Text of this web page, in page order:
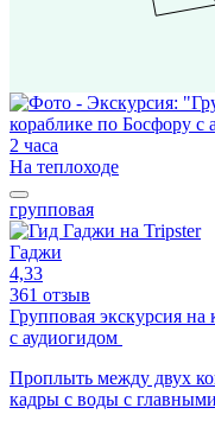
2 часа
На теплоходе
групповая
Гаджи
4,33
361 отзыв
Групповая экскурсия
с аудиогидом
Проплыть между двух
кадры с воды с